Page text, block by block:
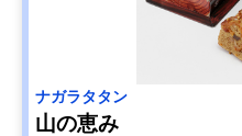
ナガラタタン
山の恵み